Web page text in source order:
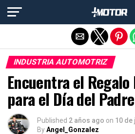
INDUSTRIA AUTOMOTRIZ
Encuentra el
para el Día del
Published 2 años ago on 10 de
ByAngel_Gonzalez
Salir de la versión